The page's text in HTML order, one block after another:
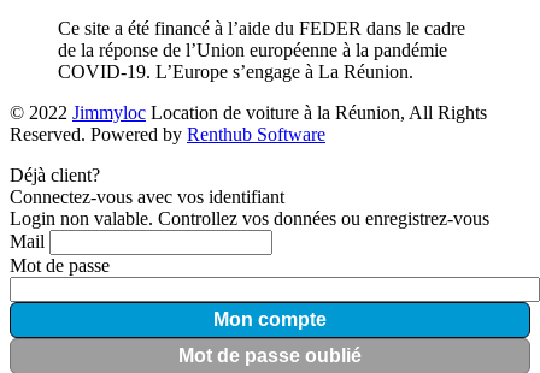
Ce site a été financé à l’aide du FEDER dans le cadre
de la réponse de l’Union européenne à la pandémie
COVID-19. L’Europe s’engage à La Réunion.
© 2022 Jimmyloc Location de voiture à la Réunion, All Rights
Reserved. Powered by Renthub Software
Déjà client?
Connectez-vous avec vos identifiant
Login non valable. Controllez vos données ou enregistrez-vous
Mail
Mot de passe
Mon compte
Mot de passe oublié